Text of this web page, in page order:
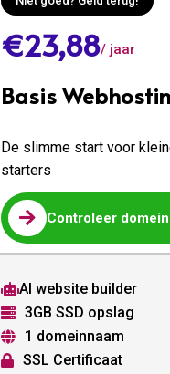
€23,88/ jaar
Basis
De slimme start voor
starters
 Controleer
AI website builder
 3GB SSD opslag
 1 domeinnaam
 SSL Certificaat